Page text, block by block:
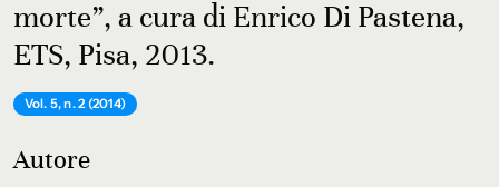
morte”, a cura di Enrico Di Pastena,
ETS, Pisa, 2013.
Vol. 5, n. 2 (2014)
Autore